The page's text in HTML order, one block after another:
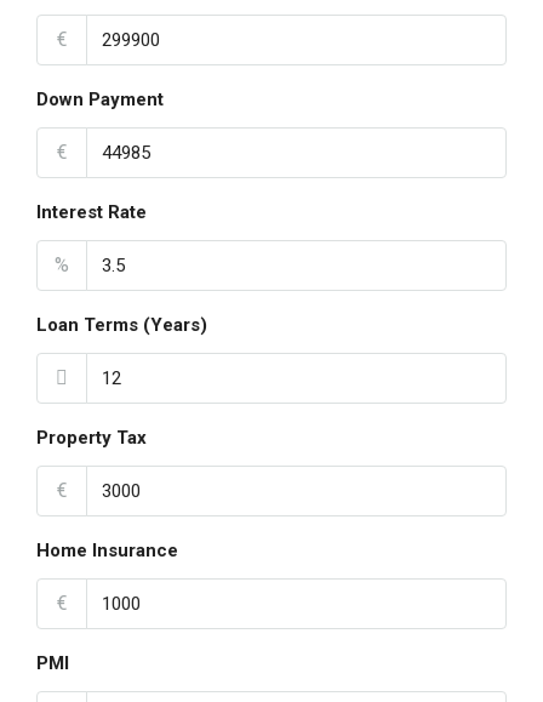
€
Down Payment
€
Interest Rate
%
Loan Terms (Years)
Property Tax
€
Home Insurance
€
PMI